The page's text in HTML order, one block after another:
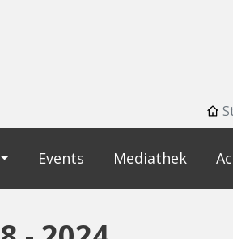
Events Mediathek